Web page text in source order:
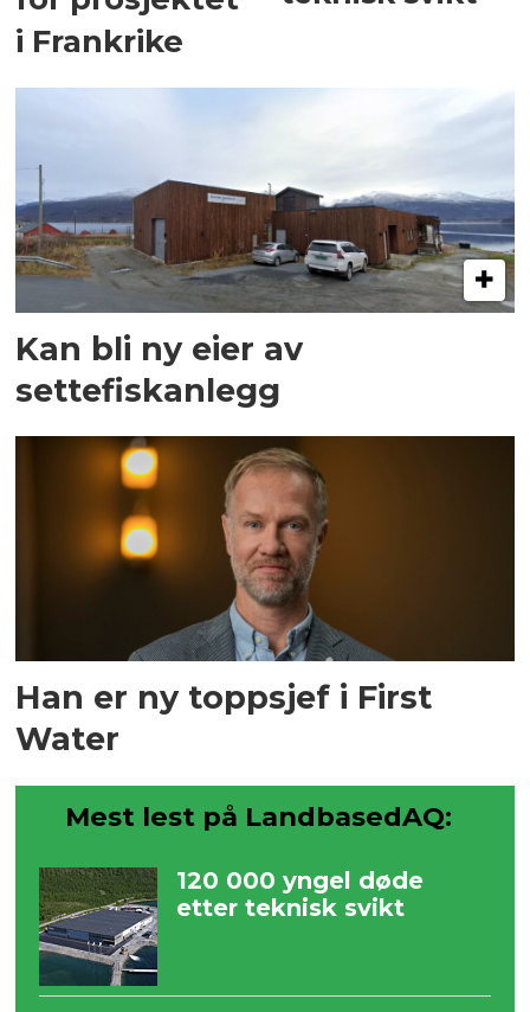
i Frankrike
Kan bli ny eier av
settefiskanlegg
Han er ny toppsjef i First
Water
Mest lest på LandbasedAQ:
120 000 yngel døde
etter teknisk svikt